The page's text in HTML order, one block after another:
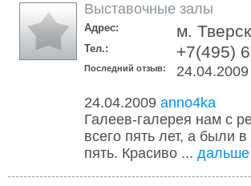
Выставочные залы
Адрес: м.
Тел.: +7(495)
Последний отзыв:
24.04.2009
24.04.2009 anno4ka
Галеев-галерея нам с
всего пять лет, а были
пять. Красиво ... дальше